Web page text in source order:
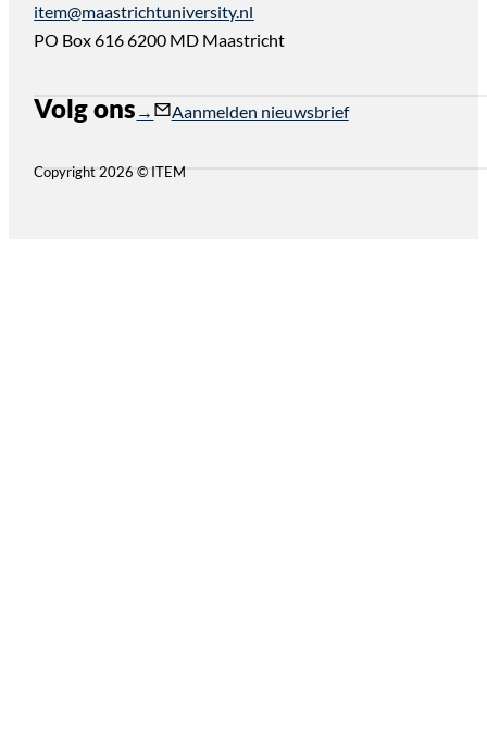
item@maastrichtuniversity.nl
PO Box 616 6200 MD Maastricht
Volg ons Follow us on Instagram
Follow us on YouTube
Aanmelden nieuwsbrief
Copyright 2026 © ITEM